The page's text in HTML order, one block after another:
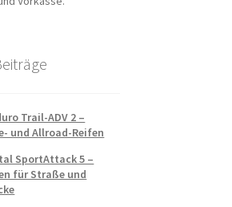
Trail-ADV 2 –
und Allroad-Reifen
SportAttack 5 –
für Straße und